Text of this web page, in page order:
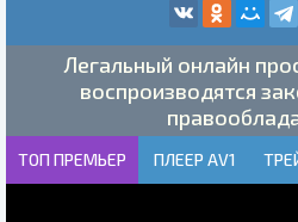
Легальный онлайн
воспроизводятся
ТОП ПРЕМЬЕР ПЛЕЕР AV1